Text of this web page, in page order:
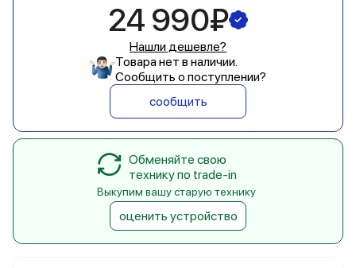
24 990₽
Нашли дешевле?
Товара нет в наличии.
Сообщить о поступлении?
сообщить
Обменяйте свою
технику по trade-in
Выкупим вашу старую технику
оценить устройство